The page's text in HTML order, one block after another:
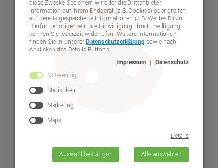
Eine weitere Aufgabe im Projekt ist
die Zusammenarbeit mit
Netzwerkpartner*innen, die um die
Geburt des Kindes wichtige
Hebammen, Geburtskliniken,
gynäkologische Praxen,
Kinderärzt*innen und viele weitere
Für Eltern, die sich eine intensive
Begleitung und Unterstützung im
steht eine Psychologin beratend zur
Seite.Vordergründig sind an
diese Zwecke Speichern wir oder die Drittanbieter
Information auf Ihrem Endgerät (z.B. Cookies) oder greifen
auf bereits gespeicherte Informationen (z.B. Werbe-ID) zu.
Hierfür benötigen wir Ihre Einwilligung. Ihre Einwilligung
können Sie jederzeit widerrufen. Weitere Informationen
finden Sie in unsererDatenschutzerklärung sowie nach
Anklicken des Details-Buttons.
Auswahl bestätigen Alle auswählen
Impressum | Datenschutz
Notwendig
Statistiken
Marketing
Maps
Details